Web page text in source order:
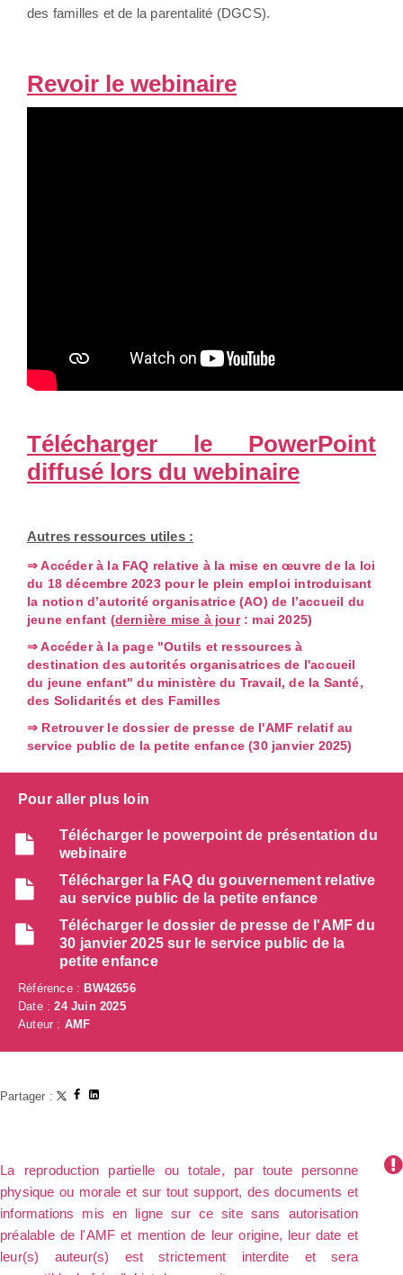
des familles et de la parentalité (DGCS).
Revoir le webinaire
Télécharger le PowerPoint
diffusé lors du webinaire
Autres ressources utiles :
⇒ Accéder à la FAQ relative à la mise en œuvre de la loi
du 18 décembre 2023 pour le plein emploi introduisant
la notion d’autorité organisatrice (AO) de l’accueil du
jeune enfant (dernière mise à jour: mai 2025)
⇒ Accéder à la page "Outils et ressources à
destination des autorités organisatrices de l'accueil
du jeune enfant" du ministère du Travail, de la Santé,
des Solidarités et des Familles
⇒ Retrouver le dossier de presse de l'AMF relatif au
service public de la petite enfance (30 janvier 2025)
Pour aller plus loin
Télécharger le powerpoint de présentation du
webinaire
Télécharger la FAQ du gouvernement relative
au service public de la petite enfance
Télécharger le dossier de presse de l'AMF du
30 janvier 2025 sur le service public de la
petite enfance
Référence :BW42656
Date :24 Juin 2025
Auteur : AMF
Partager :
La reproduction partielle ou totale, par toute personne
physique ou morale et sur tout support, des documents et
informations mis en ligne sur ce site sans autorisation
préalable de l'AMF et mention de leur origine, leur date et
leur(s) auteur(s) est strictement interdite et sera